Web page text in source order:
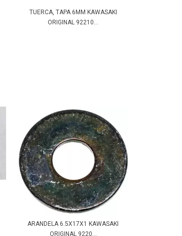
TUERCA, TAPA 6MM KAWASAKI
ORIGINAL 92210...
ARANDELA 6.5X17X1 KAWASAKI
ORIGINAL 9220...